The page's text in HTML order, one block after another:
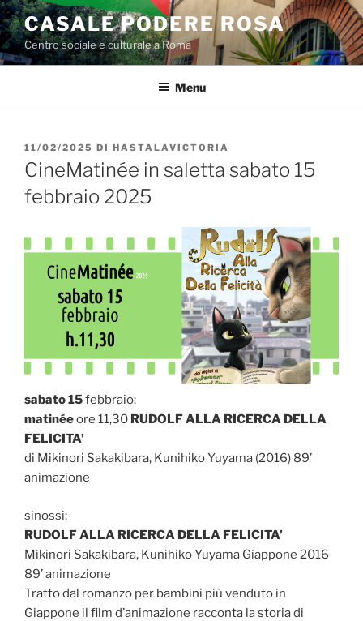
Salta
al
contenuto
CASALE PODERE ROSA
Centro sociale e culturale a Roma
Menu
PUBBLICATO
IL
11/02/2025 DI HASTALAVICTORIA
CineMatinée in saletta sabato 15
febbraio 2025
sabato 15febbraio:
matinéeore 11,30 RUDOLF ALLA RICERCA DELLA
FELICITA’
di Mikinori Sakakibara, Kunihiko Yuyama (2016) 89’
animazione
sinossi:
RUDOLF ALLA RICERCA DELLA FELICITA’
Mikinori Sakakibara, Kunihiko Yuyama Giappone 2016
89’ animazione
Tratto dal romanzo per bambini più venduto in
Giappone il film d’animazione racconta la storia di